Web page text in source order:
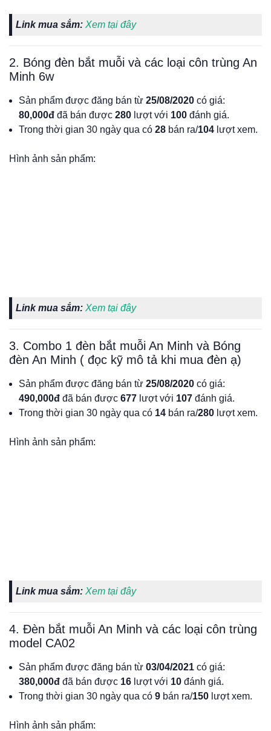
Link mua sắm: Xem tại đây
2. Bóng đèn bắt muỗi và các loại côn trùng An
Minh 6w
Sản phẩm được đăng bán từ 25/08/2020 có giá:
80,000đ đã bán được 280 lượt với 100 đánh giá.
Trong thời gian 30 ngày qua có 28 bán ra/104 lượt xem.
Hình ảnh sản phẩm:
Link mua sắm: Xem tại đây
3. Combo 1 đèn bắt muỗi An Minh và Bóng
đèn An Minh ( đọc kỹ mô tả khi mua đèn ạ)
Sản phẩm được đăng bán từ 25/08/2020 có giá:
490,000đ đã bán được 677 lượt với 107 đánh giá.
Trong thời gian 30 ngày qua có 14 bán ra/280 lượt xem.
Hình ảnh sản phẩm:
Link mua sắm: Xem tại đây
4. Đèn bắt muỗi An Minh và các loại côn trùng
model CA02
Sản phẩm được đăng bán từ 03/04/2021 có giá:
380,000đ đã bán được 16 lượt với 10 đánh giá.
Trong thời gian 30 ngày qua có 9 bán ra/150 lượt xem.
Hình ảnh sản phẩm: